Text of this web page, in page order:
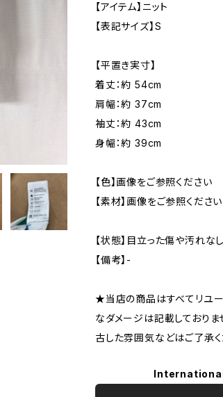
【アイテム】ニット
【表記サイズ】S
【平置き実寸】
着丈：約 54cm
肩幅：約 37cm
袖丈：約 43cm
身幅：約 39cm
【色】画像をご参照ください
【素材】画像をご参照ください
【状態】目立った傷や汚れなし
【備考】-
★当店の商品はすべてリユー
なダメージは記載しており
古した雰囲気などはご了承く